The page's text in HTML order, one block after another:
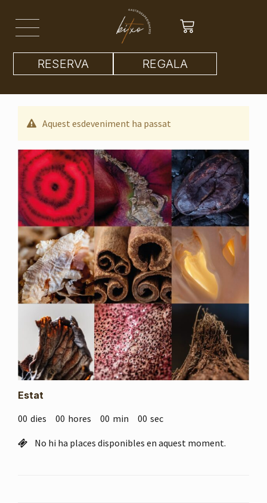
RESERVA REGALA
Aquest esdeveniment ha passat
Estat
00 dies 00 hores 00 min 00 sec
No hi ha places disponibles en aquest moment.